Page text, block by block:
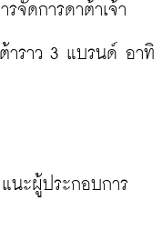
จัดการดาต้าเจ้า
ต้าราว 3 แบรนด์ อาทิ
นะผู้ประกอบการ